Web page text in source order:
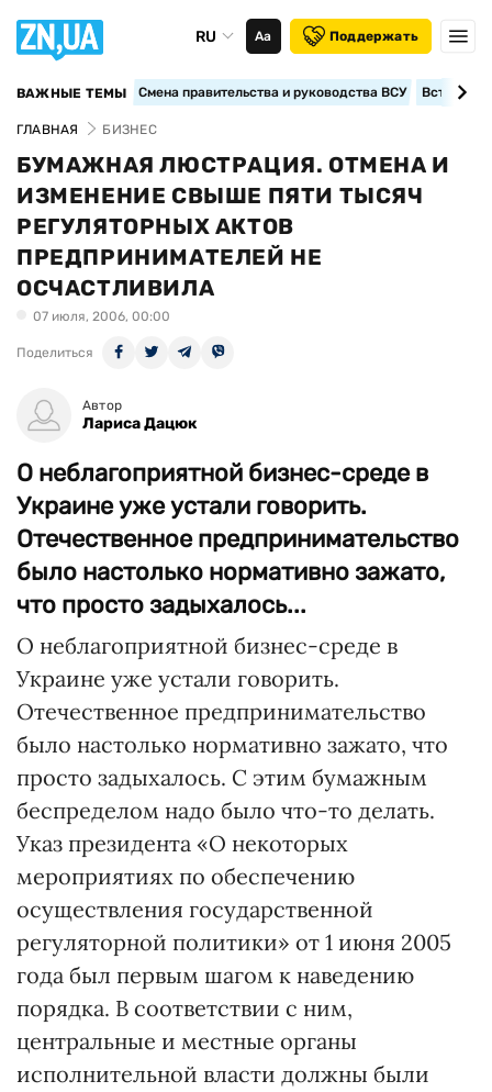
RU Аа Поддержать
ВАЖНЫЕ ТЕМЫ Смена правительства и руководства ВСУ
ГЛАВНАЯ БИЗНЕС
БУМАЖНАЯ ЛЮСТРАЦИЯ. ОТМЕНА И
ИЗМЕНЕНИЕ СВЫШЕ ПЯТИ ТЫСЯЧ
РЕГУЛЯТОРНЫХ АКТОВ
ПРЕДПРИНИМАТЕЛЕЙ НЕ
ОСЧАСТЛИВИЛА
07 июля, 2006, 00:00
Поделиться
Автор
Лариса Дацюк
О неблагоприятной бизнес-среде в
Украине уже устали говорить.
Отечественное предпринимательство
было настолько нормативно зажато,
что просто задыхалось...
О неблагоприятной бизнес-среде в
Украине уже устали говорить.
Отечественное предпринимательство
было настолько нормативно зажато, что
просто задыхалось. С этим бумажным
беспределом надо было что-то делать.
Указ президента «О некоторых
мероприятиях по обеспечению
осуществления государственной
регуляторной политики» от 1 июня 2005
года был первым шагом к наведению
порядка. В соответствии с ним,
центральные и местные органы
исполнительной власти должны были